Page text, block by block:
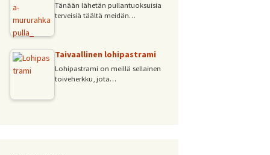
Tänään lähetän pullantuoksuisia
terveisiä täältä meidän…
Taivaallinen lohipastrami
Lohipastrami on meillä sellainen
toiveherkku, jota…